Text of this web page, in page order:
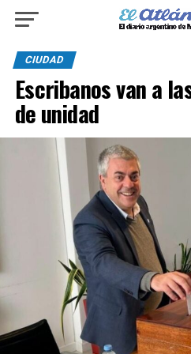
CIUDAD
Escribanos van a
de unidad